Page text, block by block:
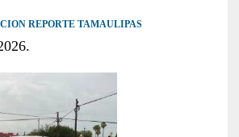
REPORTE TAMAULIPAS